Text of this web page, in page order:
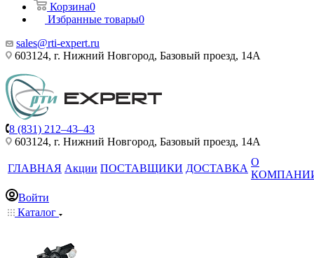
Корзина0
Избранные товары0
sales@rti-expert.ru
603124, г. Нижний Новгород, Базовый проезд, 14А
8 (831) 212–43–43
603124, г. Нижний Новгород, Базовый проезд, 14А
ГЛАВНАЯ Акции ПОСТАВЩИКИ ДОСТАВКА
О
Войти
Каталог